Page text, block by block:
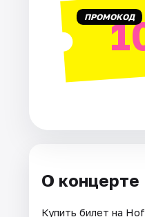
ПРОМОКОД
О концерте
Купить билет на